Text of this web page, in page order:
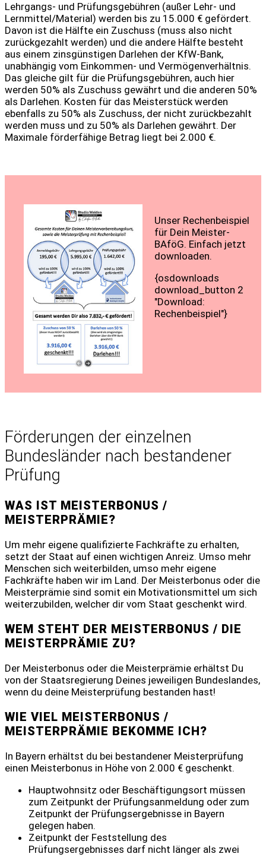
Lehrgangs- und Prüfungsgebühren (außer Lehr- und
Lernmittel/Material) werden bis zu 15.000 € gefördert.
Davon ist die Hälfte ein Zuschuss (muss also nicht
zurückgezahlt werden) und die andere Hälfte besteht
aus einem zinsgünstigen Darlehen der KfW-Bank,
unabhängig vom Einkommen- und Vermögenverhältnis.
Das gleiche gilt für die Prüfungsgebühren, auch hier
werden 50% als Zuschuss gewährt und die anderen 50%
als Darlehen. Kosten für das Meisterstück werden
ebenfalls zu 50% als Zuschuss, der nicht zurückbezahlt
werden muss und zu 50% als Darlehen gewährt. Der
Maximale förderfähige Betrag liegt bei 2.000 €.
Unser Rechenbeispiel
für Dein Meister-
BAföG. Einfach jetzt
downloaden.
{osdownloads
download_button 2
"Download:
Rechenbeispiel"}
Förderungen der einzelnen
Bundesländer nach bestandener
Prüfung
WAS IST MEISTERBONUS /
MEISTERPRÄMIE?
Um mehr eigene qualifizierte Fachkräfte zu erhalten,
setzt der Staat auf einen wichtigen Anreiz. Umso mehr
Menschen sich weiterbilden, umso mehr eigene
Fachkräfte haben wir im Land. Der Meisterbonus oder die
Meisterprämie sind somit ein Motivationsmittel um sich
weiterzubilden, welcher dir vom Staat geschenkt wird.
WEM STEHT DER MEISTERBONUS / DIE
MEISTERPRÄMIE ZU?
Der Meisterbonus oder die Meisterprämie erhältst Du
von der Staatsregierung Deines jeweiligen Bundeslandes,
wenn du deine Meisterprüfung bestanden hast!
WIE VIEL MEISTERBONUS /
MEISTERPRÄMIE BEKOMME ICH?
In Bayern erhältst du bei bestandener Meisterprüfung
einen Meisterbonus in Höhe von 2.000 € geschenkt.
Hauptwohnsitz oder Beschäftigungsort müssen
zum Zeitpunkt der Prüfungsanmeldung oder zum
Zeitpunkt der Prüfungsergebnisse in Bayern
gelegen haben.
Zeitpunkt der Feststellung des
Prüfungsergebnisses darf nicht länger als zwei